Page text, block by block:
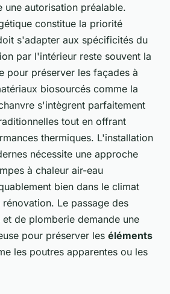
une autorisation préalable.
constitue la priorité
s'adapter aux spécificités du
par l'intérieur reste souvent la
pour préserver les façades à
biosourcés comme la
s'intègrent parfaitement
tout en offrant
thermiques. L'installation
nécessite une approche
à chaleur air-eau
bien dans le climat
Le passage des
de plomberie demande une
pour préserver les éléments
les poutres apparentes ou les